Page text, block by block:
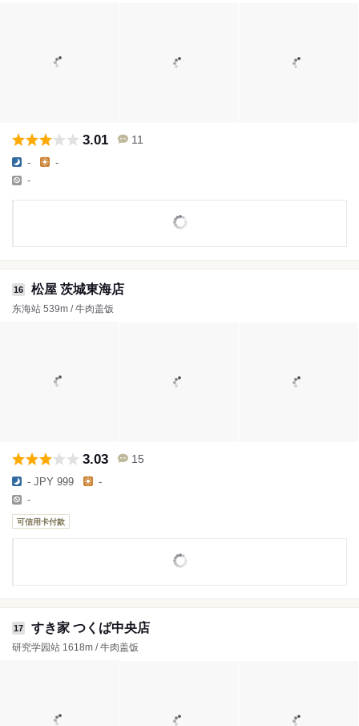
3.01 11
- -
-
16 松屋 茨城東海店
东海站 539m / 牛肉盖饭
3.03 15
- JPY 999 -
-
可信用卡付款
17 すき家 つくば中央店
研究学园站 1618m / 牛肉盖饭